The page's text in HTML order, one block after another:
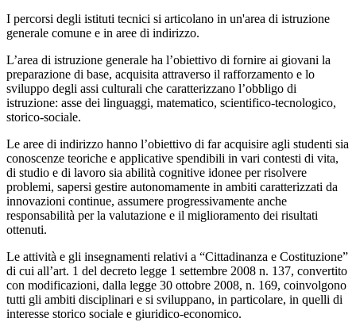
I percorsi degli istituti tecnici si articolano in un'area di istruzione
generale comune e in aree di indirizzo.
L’area di istruzione generale ha l’obiettivo di fornire ai giovani la
preparazione di base, acquisita attraverso il rafforzamento e lo
sviluppo degli assi culturali che caratterizzano l’obbligo di
istruzione: asse dei linguaggi, matematico, scientifico-tecnologico,
storico-sociale.
Le aree di indirizzo hanno l’obiettivo di far acquisire agli studenti sia
conoscenze teoriche e applicative spendibili in vari contesti di vita,
di studio e di lavoro sia abilità cognitive idonee per risolvere
problemi, sapersi gestire autonomamente in ambiti caratterizzati da
innovazioni continue, assumere progressivamente anche
responsabilità per la valutazione e il miglioramento dei risultati
ottenuti.
Le attività e gli insegnamenti relativi a “Cittadinanza e Costituzione”
di cui all’art. 1 del decreto legge 1 settembre 2008 n. 137, convertito
con modificazioni, dalla legge 30 ottobre 2008, n. 169, coinvolgono
tutti gli ambiti disciplinari e si sviluppano, in particolare, in quelli di
interesse storico sociale e giuridico-economico.